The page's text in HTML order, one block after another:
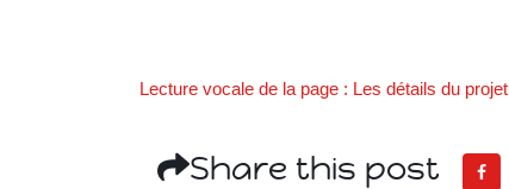
Lecture vocale de la page : Les détails du projet
Share this post